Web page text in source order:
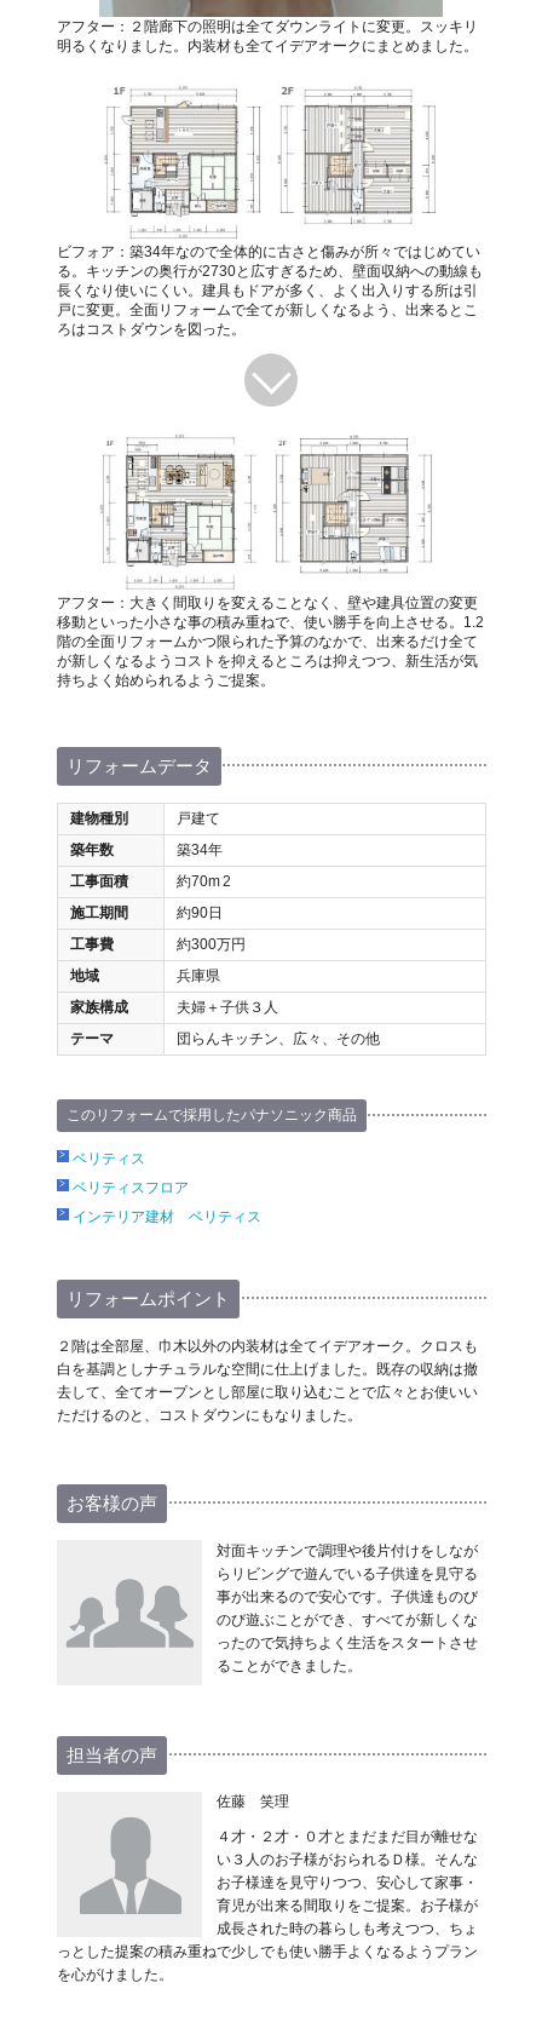
アフター：２階廊下の照明は全てダウンライトに変更。スッキリ
明るくなりました。内装材も全てイデアオークにまとめました。
ビフォア：築34年なので全体的に古さと傷みが所々ではじめてい
る。キッチンの奥行が2730と広すぎるため、壁面収納への動線も
長くなり使いにくい。建具もドアが多く、よく出入りする所は引
戸に変更。全面リフォームで全てが新しくなるよう、出来るとこ
ろはコストダウンを図った。
アフター：大きく間取りを変えることなく、壁や建具位置の変更
移動といった小さな事の積み重ねで、使い勝手を向上させる。1.2
階の全面リフォームかつ限られた予算のなかで、出来るだけ全て
が新しくなるようコストを抑えるところは抑えつつ、新生活が気
持ちよく始められるようご提案。
リフォームデータ
建物種別
戸建て
築年数
築34年
工事面積
約70m2
施工期間
約90日
工事費
約300万円
地域
兵庫県
家族構成
夫婦＋子供３人
テーマ
団らんキッチン、広々、その他
このリフォームで採用したパナソニック商品
ベリティス
ベリティスフロア
インテリア建材 ベリティス
リフォームポイント
２階は全部屋、巾木以外の内装材は全てイデアオーク。クロスも
白を基調としナチュラルな空間に仕上げました。既存の収納は撤
去して、全てオープンとし部屋に取り込むことで広々とお使いい
ただけるのと、コストダウンにもなりました。
お客様の声
対面キッチンで調理や後片付けをしなが
らリビングで遊んでいる子供達を見守る
事が出来るので安心です。子供達ものび
のび遊ぶことができ、すべてが新しくな
ったので気持ちよく生活をスタートさせ
ることができました。
担当者の声
佐藤 笑理
４才・２才・０才とまだまだ目が離せな
い３人のお子様がおられるＤ様。そんな
お子様達を見守りつつ、安心して家事・
育児が出来る間取りをご提案。お子様が
成長された時の暮らしも考えつつ、ちょ
っとした提案の積み重ねで少しでも使い勝手よくなるようプラン
を心がけました。